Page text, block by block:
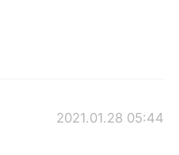
2021.01.28 05:44